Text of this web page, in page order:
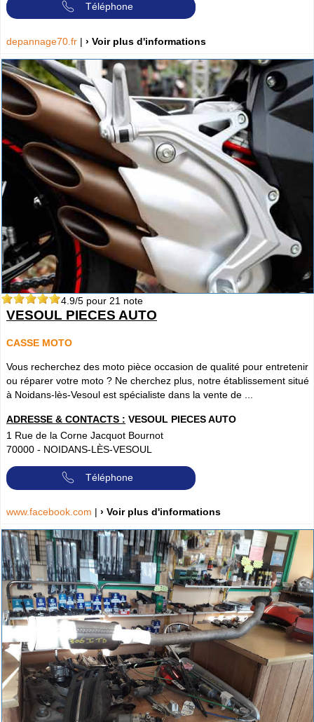
Téléphone
depannage70.fr | › Voir plus d'informations
4.9/5 pour 21 note
VESOUL PIECES AUTO
CASSE MOTO
Vous recherchez des moto pièce occasion de qualité pour entretenir
ou réparer votre moto ? Ne cherchez plus, notre établissement situé
à Noidans-lès-Vesoul est spécialiste dans la vente de ...
ADRESSE & CONTACTS : VESOUL PIECES AUTO
1 Rue de la Corne Jacquot Bournot
70000 - NOIDANS-LÈS-VESOUL
Téléphone
www.facebook.com | › Voir plus d'informations